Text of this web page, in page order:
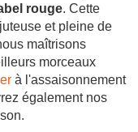
rouge. Cette
et pleine de
maîtrisons
morceaux
à l'assaisonnement
également nos